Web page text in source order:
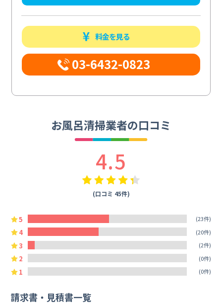
料金を見る
03-6432-0823
お風呂清掃業者の口コミ
4.5
(口コミ 45件)
5 (23件)
4 (20件)
3 (2件)
2 (0件)
1 (0件)
請求書・見積書一覧